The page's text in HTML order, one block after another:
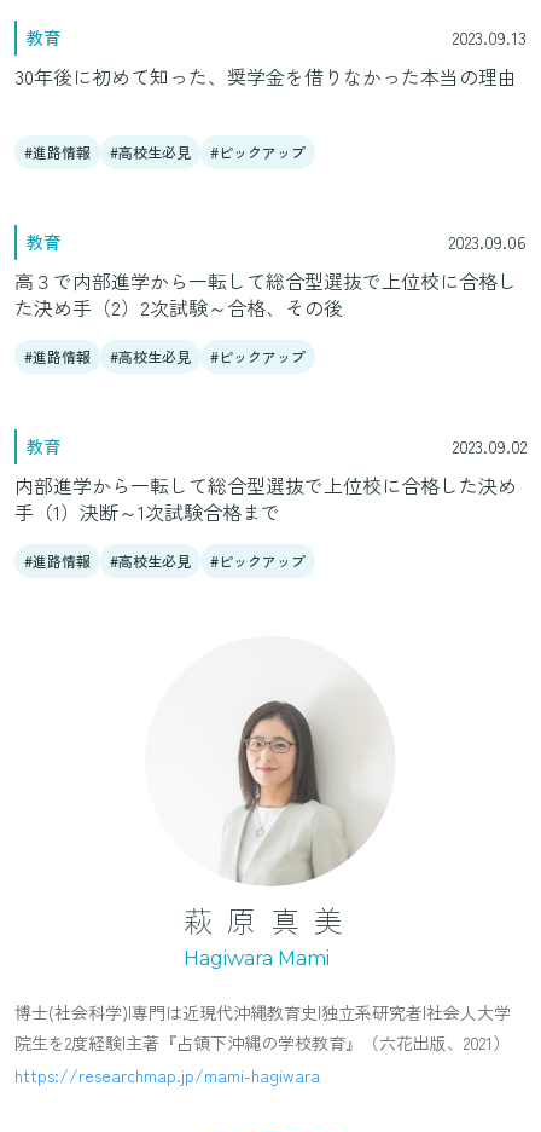
教育 2023.09.13
30年後に初めて知った、奨学金を借りなかった本当の理由
進路情報 高校生必見 ピックアップ
教育 2023.09.06
高３で内部進学から一転して総合型選抜で上位校に合格し
た決め手（2）2次試験～合格、その後
進路情報 高校生必見 ピックアップ
教育 2023.09.02
内部進学から一転して総合型選抜で上位校に合格した決め
手（1）決断～1次試験合格まで
進路情報 高校生必見 ピックアップ
萩原真美
Hagiwara Mami
博士(社会科学)|専門は近現代沖縄教育史|独立系研究者|社会人大学
院生を2度経験|主著『占領下沖縄の学校教育』（六花出版、2021）
https://researchmap.jp/mami-hagiwara